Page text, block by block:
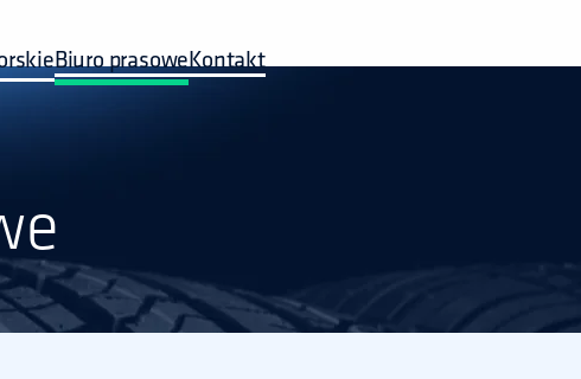
Biuro prasoweKontakt